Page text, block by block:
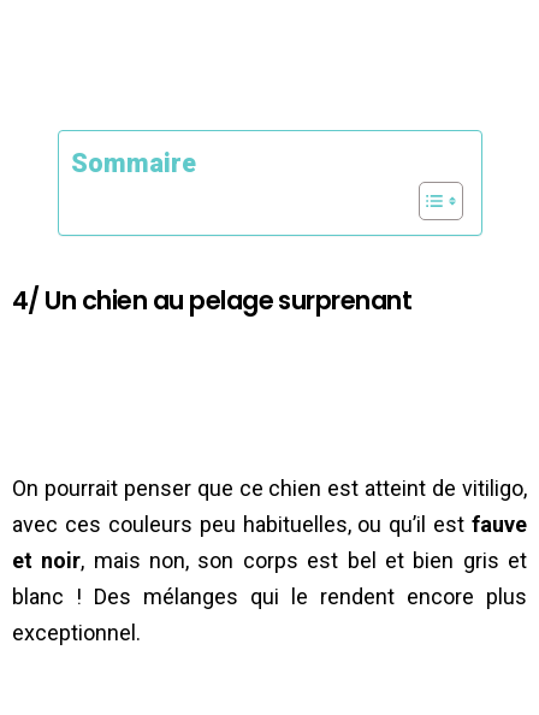
Sommaire
4/ Un chien au pelage surprenant
On pourrait penser que ce chien est atteint de vitiligo,
avec ces couleurs peu habituelles, ou qu’il est fauve
et noir, mais non, son corps est bel et bien gris et
blanc ! Des mélanges qui le rendent encore plus
exceptionnel.